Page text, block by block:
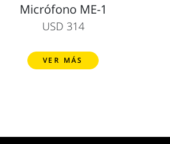
Micrófono ME-1
USD 314
VER MÁS